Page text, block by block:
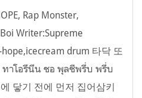
Rap Monster,
Writer:Supreme
hope,icecream drum 타닥 또
ทาโอรึนึน ชอ พุลชีพรึ่บ พรึ่บ
닿기 전에 먼저 집어삼키